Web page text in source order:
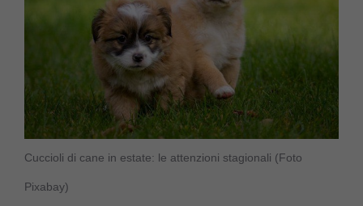
Cuccioli di cane in estate: le attenzioni stagionali (Foto
Pixabay)